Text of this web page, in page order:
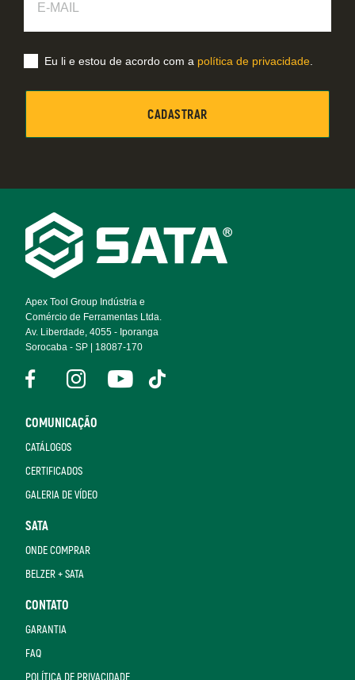
Footer
Navigation
Apex Tool Group Indústria e
Comércio de Ferramentas Ltda.
Av. Liberdade, 4055 - Iporanga
Sorocaba - SP | 18087-170
COMUNICAÇÃO
CATÁLOGOS
CERTIFICADOS
GALERIA DE VÍDEO
SATA
ONDE COMPRAR
BELZER + SATA
CONTATO
GARANTIA
FAQ
Mail
Eu li e estou de acordo com a política de privacidade